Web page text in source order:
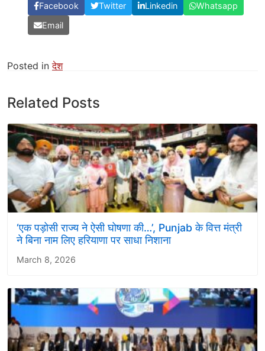
Facebook Twitter Linkedin
Whatsapp
Email
Posted inदेश
Related Posts
‘एक पड़ोसी राज्य ने ऐसी घोषणा की…’, Punjab के वित्त मंत्री
ने बिना नाम लिए हरियाणा पर साधा निशाना
March 8, 2026